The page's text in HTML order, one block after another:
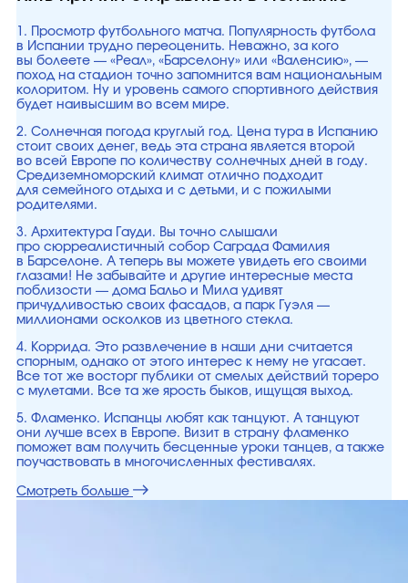
1. Просмотр футбольного матча. Популярность футбола
в Испании трудно переоценить. Неважно, за кого
вы болеете — «Реал», «Барселону» или «Валенсию», —
поход на стадион точно запомнится вам национальным
колоритом. Ну и уровень самого спортивного действия
будет наивысшим во всем мире.
2. Солнечная погода круглый год. Цена тура в Испанию
стоит своих денег, ведь эта страна является второй
во всей Европе по количеству солнечных дней в году.
Средиземноморский климат отлично подходит
для семейного отдыха и с детьми, и с пожилыми
родителями.
3. Архитектура Гауди. Вы точно слышали
про сюрреалистичный собор Саграда Фамилия
в Барселоне. А теперь вы можете увидеть его своими
глазами! Не забывайте и другие интересные места
поблизости — дома Бальо и Мила удивят
причудливостью своих фасадов, а парк Гуэля —
миллионами осколков из цветного стекла.
4. Коррида. Это развлечение в наши дни считается
спорным, однако от этого интерес к нему не угасает.
Все тот же восторг публики от смелых действий тореро
с мулетами. Все та же ярость быков, ищущая выход.
5. Фламенко. Испанцы любят как танцуют. А танцуют
они лучше всех в Европе. Визит в страну фламенко
поможет вам получить бесценные уроки танцев, а также
поучаствовать в многочисленных фестивалях.
Смотреть больше